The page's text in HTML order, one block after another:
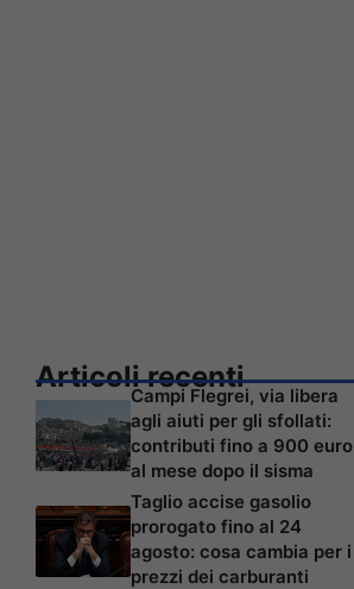
Articoli recenti
Campi Flegrei, via libera
agli aiuti per gli sfollati:
contributi fino a 900 euro
al mese dopo il sisma
Taglio accise gasolio
prorogato fino al 24
agosto: cosa cambia per i
prezzi dei carburanti